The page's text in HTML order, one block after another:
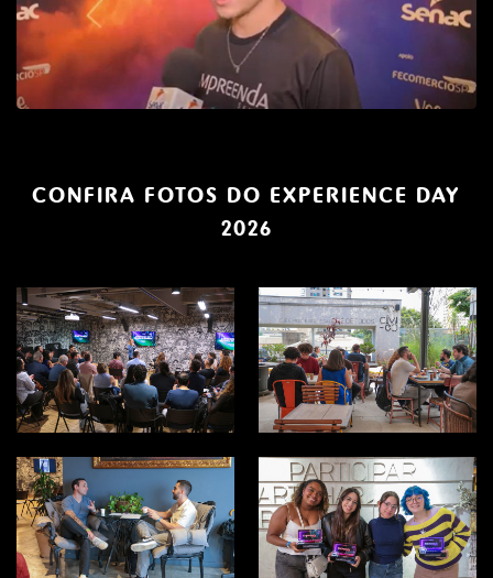
CONFIRA FOTOS DO EXPERIENCE DAY
2026
EXPERIENCE DAY
2026
EXPERIENCE DAY
2026
EXPERIENCE DAY
2026
EXPERIENCE DAY
2026